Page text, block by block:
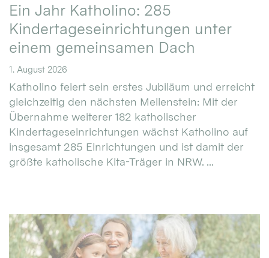
Ein Jahr Katholino: 285
Kindertageseinrichtungen unter
einem gemeinsamen Dach
1. August 2026
Katholino feiert sein erstes Jubiläum und erreicht
gleichzeitig den nächsten Meilenstein: Mit der
Übernahme weiterer 182 katholischer
Kindertageseinrichtungen wächst Katholino auf
insgesamt 285 Einrichtungen und ist damit der
größte katholische Kita-Träger in NRW. ...